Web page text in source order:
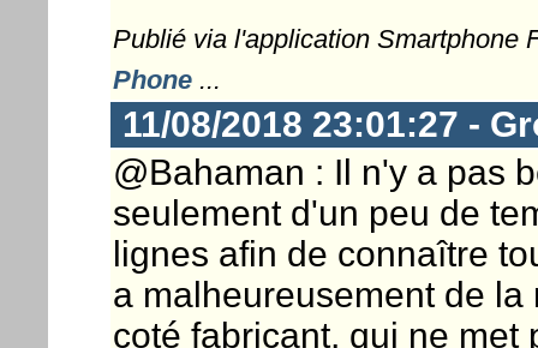
Publié via l'application Smartphone
Phone...
11/08/2018 23:01:27 -
@Bahaman : Il n'y a pas
seulement d'un peu de
lignes afin de connaître
a malheureusement de
coté fabricant, qui ne met